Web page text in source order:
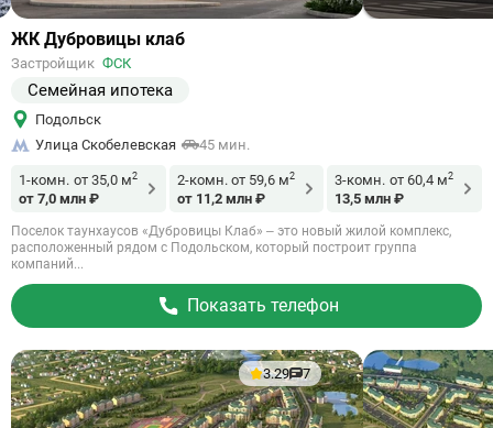
Ссылка
объект
ЖК Дубровицы клаб
Застройщик ФСК
Семейная ипотека
Подольск
Улица Скобелевская
45 мин.
1-комн. от 35,0 м2
от 7,0 млн ₽
2-комн. от 59,6 м2
от 11,2 млн ₽
3-комн. от 60,4 м2
13,5 млн ₽
Поселок таунхаусов «Дубровицы Клаб» – это новый жилой комплекс,
расположенный рядом с Подольском, который построит группа
компаний...
Показать телефон
3.29 7